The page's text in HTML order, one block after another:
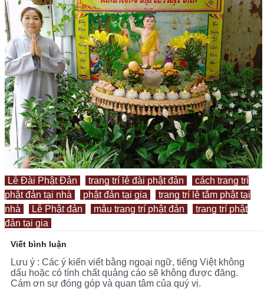
Lễ Đài Phật Đản trang trí lễ đài phật đản
cách trang trí
phật đản tại nhà
phật đản tại gia
trang trí lễ tắm phật tại
nhà
Lễ Phật đản mẫu trang trí phật đản
trang trí phật
đản tại gia
Viết bình luận
Lưu ý : Các ý kiến viết bằng ngoại ngữ, tiếng Việt không
dấu hoặc có tính chất quảng cáo sẽ không được đăng.
Cám ơn sự đóng góp và quan tâm của quý vị.